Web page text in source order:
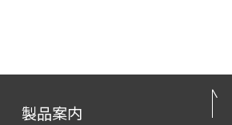
製品案内